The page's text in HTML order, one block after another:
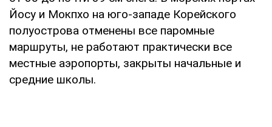
Йосу и Мокпхо на юго-западе Корейского
полуострова отменены все паромные
маршруты, не работают практически все
местные аэропорты, закрыты начальные и
средние школы.